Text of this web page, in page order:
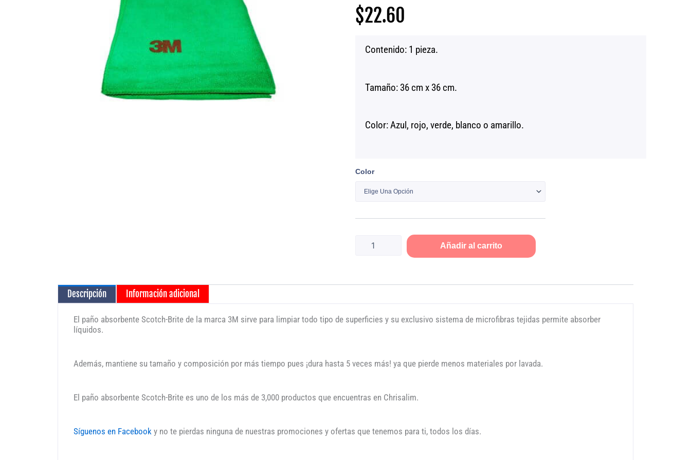
$22.60
Contenido: 1 pieza.
Tamaño: 36 cm x 36 cm.
Color: Azul, rojo, verde, blanco o amarillo.
Color
Absorbente
Añadir al carrito
Descripción Información adicional
El paño absorbente Scotch-Brite de la marca 3M sirve para limpiar todo tipo de superficies y su exclusivo sistema de microfibras tejidas permite absorber
líquidos.
Además, mantiene su tamaño y composición por más tiempo pues ¡dura hasta 5 veces más! ya que pierde menos materiales por lavada.
El paño absorbente Scotch-Brite es uno de los más de 3,000 productos que encuentras en Chrisalim.
Síguenos en Facebook y no te pierdas ninguna de nuestras promociones y ofertas que tenemos para ti, todos los días.